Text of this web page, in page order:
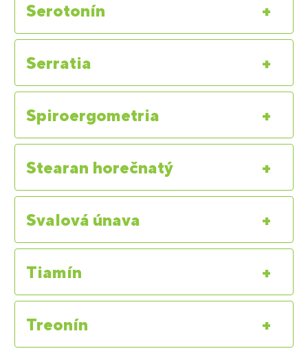
+
Serotonín
+
Serratia
+
Spiroergometria
+
Stearan horečnatý
+
Svalová únava
+
Tiamín
+
Treonín